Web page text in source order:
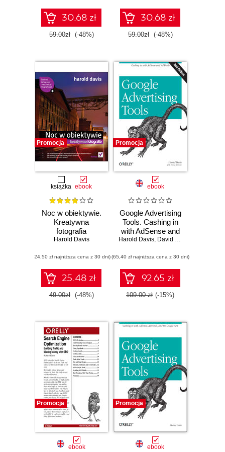
30.68 zł
59.00zł (-48%)
30.68 zł
59.00zł (-48%)
Promocja
książka ebook
Noc w obiektywie.
Kreatywna
fotografia
Harold Davis
(24,50 zł najniższa cena z 30 dni)
25.48 zł
49.00zł (-48%)
Promocja
ebook
Google Advertising
Tools. Cashing in
with AdSense and
AdWords. 2nd
Harold Davis, David Iwanow
(65,40 zł najniższa cena z 30 dni)
92.65 zł
109.00 zł (-15%)
Promocja
ebook
Promocja
ebook